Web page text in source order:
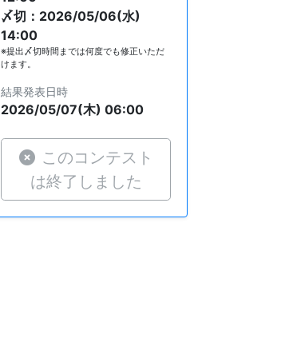
〆切：2026/05/06(水)
14:00
※提出〆切時間までは何度でも修正いただ
けます。
結果発表日時
2026/05/07(木) 06:00
このコンテスト
は終了しました